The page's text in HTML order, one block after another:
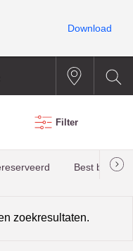
Filter
Best
zoekresultaten.
Download